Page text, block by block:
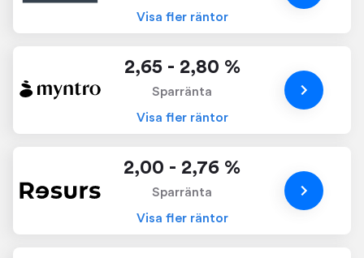
Visa fler räntor
2,65 - 2,80 %
Sparränta
Visa fler räntor
2,00 - 2,76 %
Sparränta
Visa fler räntor